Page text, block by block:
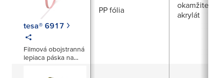
tesa® 6917
Filmová obojstranná
lepiaca páska na
PP fólia
okamžite
akrylát